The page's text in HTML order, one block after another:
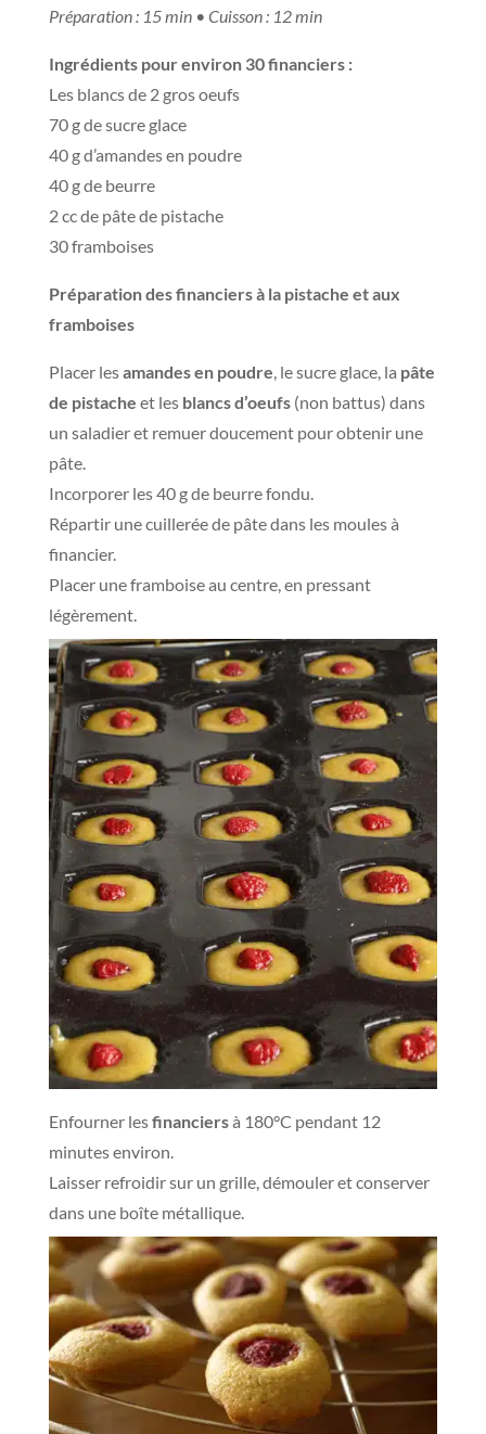
Préparation : 15 min • Cuisson : 12 min
Ingrédients pour environ 30 financiers :
Les blancs de 2 gros oeufs
70 g de sucre glace
40 g d’amandes en poudre
40 g de beurre
2 cc de pâte de pistache
30 framboises
Préparation des financiers à la pistache et aux
framboises
Placer lesamandes en poudre , le sucre glace, la pâte
de pistache et les blancs d’oeufs(non battus) dans
un saladier et remuer doucement pour obtenir une
pâte.
Incorporer les 40 g de beurre fondu.
Répartir une cuillerée de pâte dans les moules à
financier.
Placer une framboise au centre, en pressant
légèrement.
Enfourner lesfinanciersà 180°C pendant 12
minutes environ.
Laisser refroidir sur un grille, démouler et conserver
dans une boîte métallique.